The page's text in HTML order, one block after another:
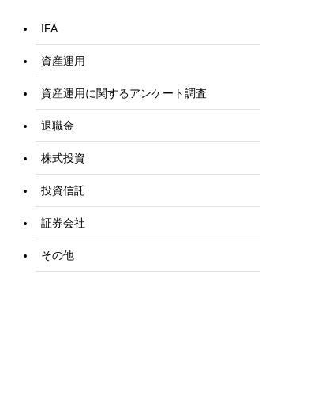
IFA
資産運用
資産運用に関するアンケート調査
退職金
株式投資
投資信託
証券会社
その他